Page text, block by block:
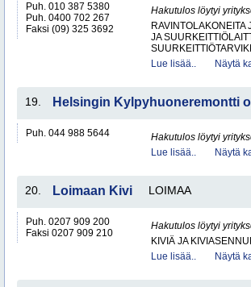
Puh. 010 387 5380
Puh. 0400 702 267
Faksi (09) 325 3692
Hakutulos löytyi
RAVINTOLAKONEITA
JA
Lue lisää..
Näytä
19. Helsingin Kylpyhuoneremontti
Puh. 044 988 5644
Hakutulos löytyi
Lue lisää..
Näytä
20. Loimaan Kivi LOIMAA
Puh. 0207 909 200
Faksi 0207 909 210
Hakutulos löytyi
KIVIÄ JA
Lue lisää..
Näytä